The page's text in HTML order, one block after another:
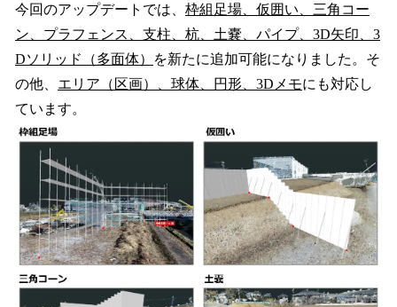
今回のアップデートでは、 枠組足場、仮囲い、三角コー
ン、プラフェンス、支柱、杭、土嚢、パイプ、3D矢印、3
Dソリッド（多面体）
を新たに追加可能になりました。そ
の他、 エリア（区画）、球体、円形、3Dメモにも対応し
ています。